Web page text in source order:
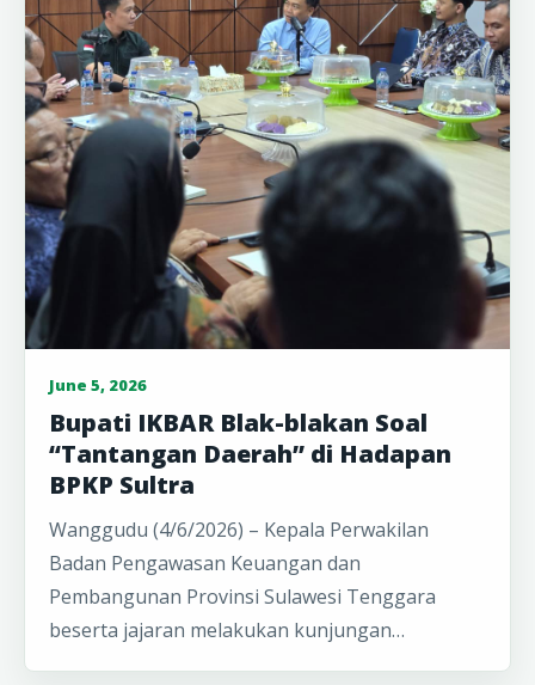
June 5, 2026
Bupati IKBAR Blak-blakan Soal
“Tantangan Daerah” di Hadapan
BPKP Sultra
Wanggudu (4/6/2026) – Kepala Perwakilan
Badan Pengawasan Keuangan dan
Pembangunan Provinsi Sulawesi Tenggara
beserta jajaran melakukan kunjungan…